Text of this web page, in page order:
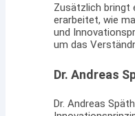
Zusätzlich bringt
erarbeitet, wie
und
um das
Dr. Andreas
Dr. Andreas